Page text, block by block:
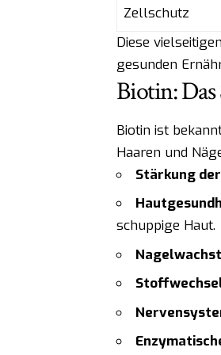
Zellschutz
Diese
gesunden
Biotin:
Biotin ist
Haaren und
Stärkung
schuppige Haut.